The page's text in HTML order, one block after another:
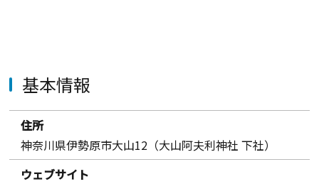
基本情報
住所
神奈川県伊勢原市大山12（大山阿夫利神社 下社）
ウェブサイト